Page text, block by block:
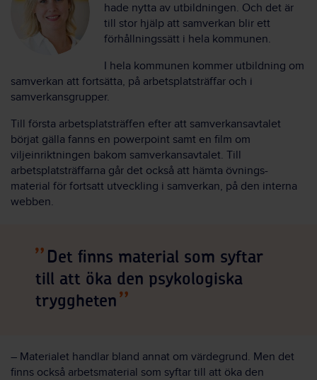
hade nytta av utbildningen. Och det är
till stor hjälp att samverkan blir ett
förhållningssätt i hela kommunen.
I hela kommunen kommer utbildning om
samverkan att fortsätta, på arbetsplatsträffar och i
samverkansgrupper.
Till första arbetsplatsträffen efter att samverkansavtalet
börjat gälla fanns en powerpoint samt en film om
viljeinriktningen bakom samverkansavtalet. Till
arbetsplatsträffarna går det också att hämta övnings-
material för fortsatt utveckling i samverkan, på den interna
webben.
Det finns material som syftar
till att öka den psykologiska
tryggheten
– Materialet handlar bland annat om värdegrund. Men det
finns också arbetsmaterial som syftar till att öka den